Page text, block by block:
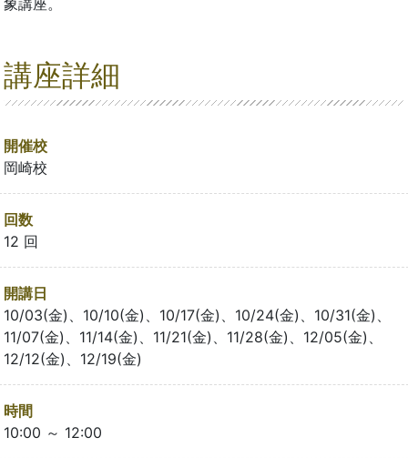
象講座。
講座詳細
開催校
岡崎校
回数
12 回
開講日
10/03(金)、10/10(金)、10/17(金)、10/24(金)、10/31(金)、
11/07(金)、11/14(金)、11/21(金)、11/28(金)、12/05(金)、
12/12(金)、12/19(金)
時間
10:00 ～ 12:00